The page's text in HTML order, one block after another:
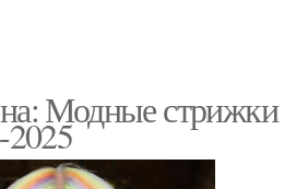
Модные стрижки
2025